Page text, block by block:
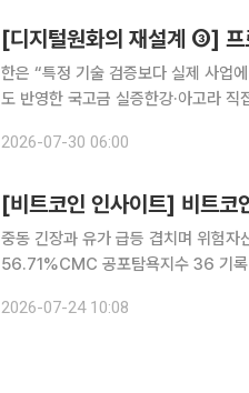
한은 “특정 기술 검증보다 실제 사업
도 반영한 국고금 실증한강·아고라 직
이 실제 현장에서 집행될 수 있는가’
2026-07-30 06:00
중동 긴장과 유가 급등 겹치며 위험
56.71%CMC 공포탐욕지수 36 기록…6만4000달
중동 긴장 고조와 국제유가 급등, 금
2026-07-24 10:08